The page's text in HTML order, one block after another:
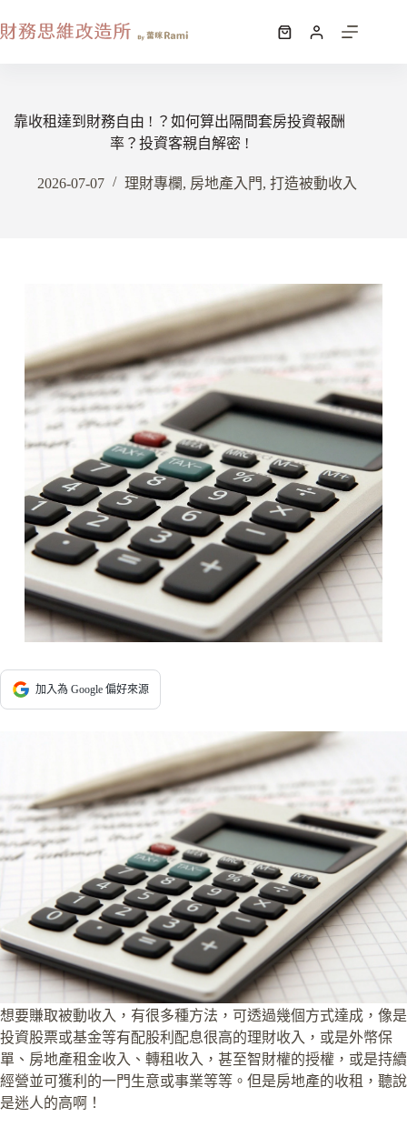
靠收租達到財務自由 ! ？如何算出隔間套房投資報酬
率？投資客親自解密 !
2026-07-07 理財專欄, 房地產入門,打造被動收入
加入為 Google 偏好來源
想要賺取被動收入，有很多種方法，可透過幾個方式達成，像是
投資股票或基金等有配股利配息很高的理財收入，或是外幣保
單、房地產租金收入、轉租收入，甚至智財權的授權，或是持續
經營並可獲利的一門生意或事業等等。但是房地產的收租，聽說
是迷人的高啊！